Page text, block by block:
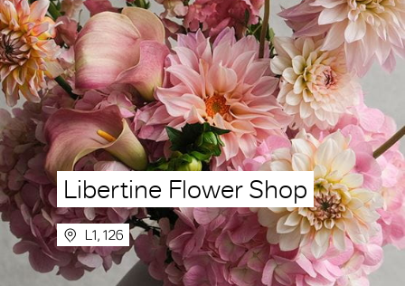
Libertine Flower Shop
L1, 126